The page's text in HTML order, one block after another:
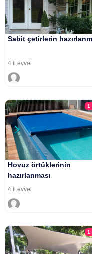
Sabit çətirlərin
4 il əvvəl
1
Hovuz örtüklərinin
hazırlanması
4 il əvvəl
1